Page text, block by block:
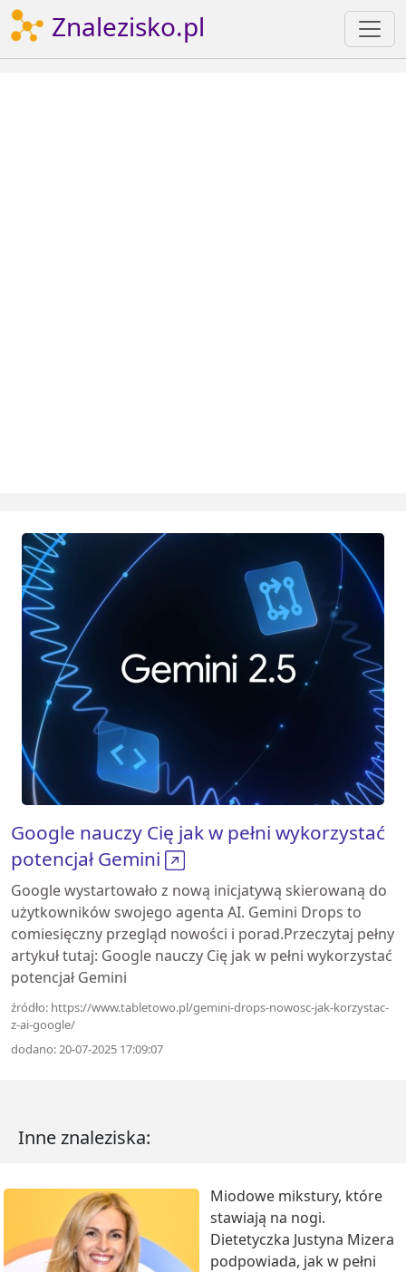
Znalezisko.pl
Google nauczy Cię jak w pełni wykorzystać
potencjał Gemini
Google wystartowało z nową inicjatywą skierowaną do
użytkowników swojego agenta AI. Gemini Drops to
comiesięczny przegląd nowości i porad.Przeczytaj pełny
artykuł tutaj: Google nauczy Cię jak w pełni wykorzystać
potencjał Gemini
źródło: https://www.tabletowo.pl/gemini-drops-nowosc-jak-korzystac-
z-ai-google/
dodano: 20-07-2025 17:09:07
Inne znaleziska:
Miodowe mikstury, które
stawiają na nogi.
Dietetyczka Justyna Mizera
podpowiada, jak w pełni